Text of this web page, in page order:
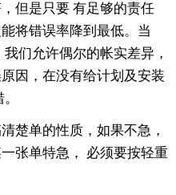
但是只要 有足够的责任
将错误率降到最低。当
们允许偶尔的帐实差异，
因，在没有给计划及安装
楚单的性质，如果不急，
张单特急， 必须要按轻重